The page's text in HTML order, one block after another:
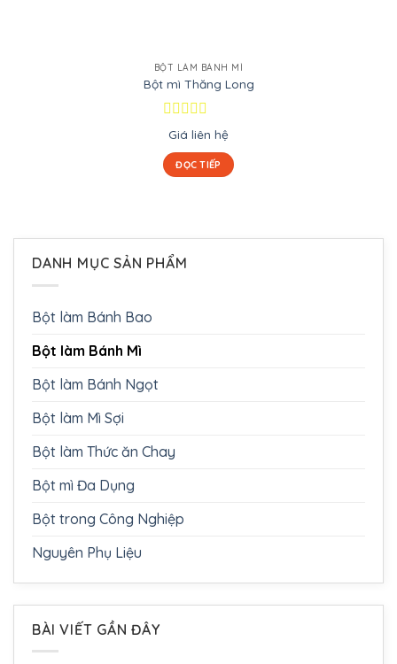
BỘT LÀM BÁNH MÌ
Bột mì Thăng Long
Được
xếp
hạng
0
Giá liên hệ
ĐỌC TIẾP
DANH MỤC SẢN PHẨM
Bột làm Bánh Bao
Bột làm Bánh Mì
Bột làm Bánh Ngọt
Bột làm Mì Sợi
Bột làm Thức ăn Chay
Bột mì Đa Dụng
Bột trong Công Nghiệp
Nguyên Phụ Liệu
BÀI VIẾT GẦN ĐÂY